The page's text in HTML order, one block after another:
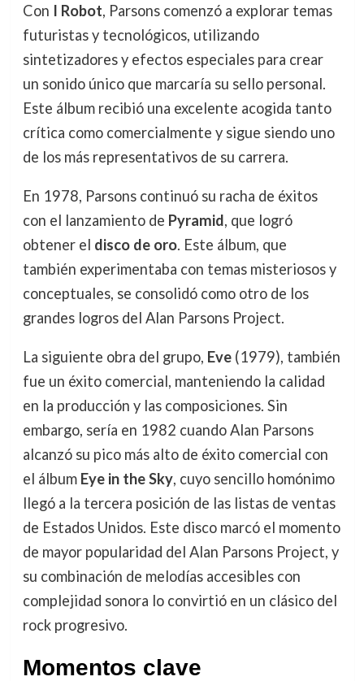
Con I Robot, Parsons comenzó a explorar temas
futuristas y tecnológicos, utilizando
sintetizadores y efectos especiales para crear
un sonido único que marcaría su sello personal.
Este álbum recibió una excelente acogida tanto
crítica como comercialmente y sigue siendo uno
de los más representativos de su carrera.
En 1978, Parsons continuó su racha de éxitos
con el lanzamiento de Pyramid, que logró
obtener el disco de oro. Este álbum, que
también experimentaba con temas misteriosos y
conceptuales, se consolidó como otro de los
grandes logros del Alan Parsons Project.
La siguiente obra del grupo, Eve(1979), también
fue un éxito comercial, manteniendo la calidad
en la producción y las composiciones. Sin
embargo, sería en 1982 cuando Alan Parsons
alcanzó su pico más alto de éxito comercial con
el álbum Eye in the Sky, cuyo sencillo homónimo
llegó a la tercera posición de las listas de ventas
de Estados Unidos. Este disco marcó el momento
de mayor popularidad del Alan Parsons Project, y
su combinación de melodías accesibles con
complejidad sonora lo convirtió en un clásico del
rock progresivo.
Momentos clave